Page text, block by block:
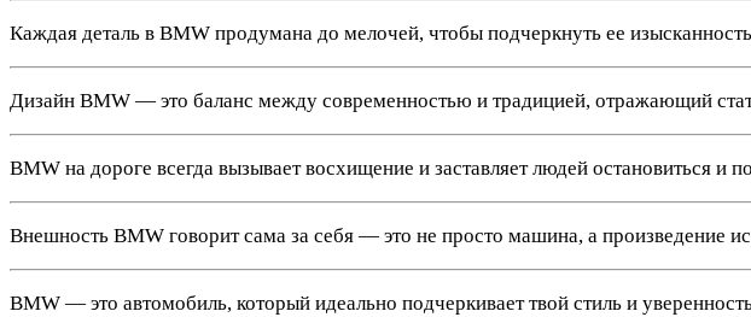
Каждая деталь в BMW продумана до мелочей, чтобы подчеркнуть ее
Дизайн BMW — это баланс между современностью и традицией, отражающий
BMW на дороге всегда вызывает восхищение и заставляет людей остановиться и
Внешность BMW говорит сама за себя — это не просто машина, а произведение
BMW — это автомобиль, который идеально подчеркивает твой стиль и